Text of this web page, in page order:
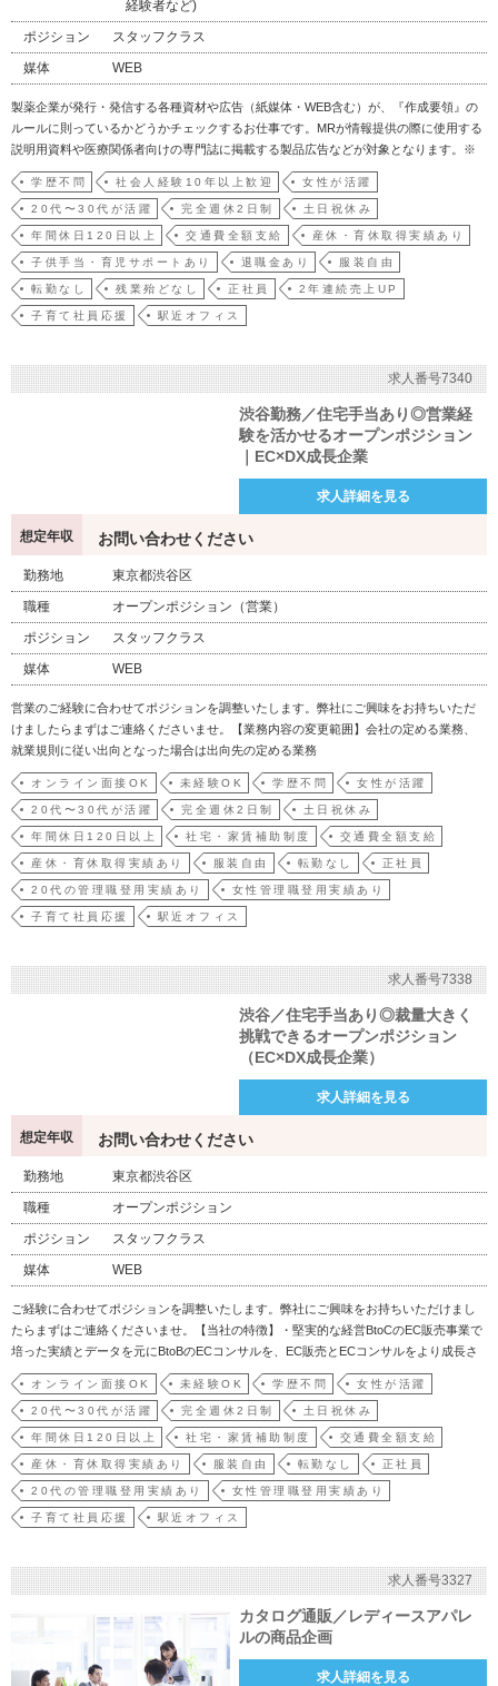
経験者など)
ポジション
スタッフクラス
媒体
WEB
製薬企業が発行・発信する各種資材や広告（紙媒体・WEB含む）が、『作成要領』の
ルールに則っているかどうかチェックするお仕事です。MRが情報提供の際に使用する
説明用資料や医療関係者向けの専門誌に掲載する製品広告などが対象となります。※
製品情報概要／専門誌掲載広告／製品説明用資料／HP掲載資料／ 患者向け資材／学会
記録集／文献別刷 など■作成要領とは？■日本製薬協が定める「医療用医薬品製品情
報概要等に…
学歴不問 社会人経験10年以上歓迎 女性が活躍
20代〜30代が活躍 完全週休2日制 土日祝休み
年間休日120日以上 交通費全額支給 産休・育休取得実績あり
子供手当・育児サポートあり 退職金あり 服装自由
転勤なし 残業殆どなし 正社員 2年連続売上UP
子育て社員応援 駅近オフィス
求人番号7340
渋谷勤務／住宅手当あり◎営業経
験を活かせるオープンポジション
｜EC×DX成長企業
求人詳細を見る
想定年収 お問い合わせください
勤務地
東京都渋谷区
職種
オープンポジション（営業）
ポジション
スタッフクラス
媒体
WEB
営業のご経験に合わせてポジションを調整いたします。弊社にご興味をお持ちいただ
けましたらまずはご連絡くださいませ。【業務内容の変更範囲】会社の定める業務、
就業規則に従い出向となった場合は出向先の定める業務
オンライン面接OK 未経験OK 学歴不問 女性が活躍
20代〜30代が活躍 完全週休2日制 土日祝休み
年間休日120日以上 社宅・家賃補助制度 交通費全額支給
産休・育休取得実績あり 服装自由 転勤なし 正社員
20代の管理職登用実績あり 女性管理職登用実績あり
子育て社員応援 駅近オフィス
求人番号7338
渋谷／住宅手当あり◎裁量大きく
挑戦できるオープンポジション
（EC×DX成長企業）
求人詳細を見る
想定年収 お問い合わせください
勤務地
東京都渋谷区
職種
オープンポジション
ポジション
スタッフクラス
媒体
WEB
ご経験に合わせてポジションを調整いたします。弊社にご興味をお持ちいただけまし
たらまずはご連絡くださいませ。【当社の特徴】・堅実的な経営BtoCのEC販売事業で
培った実績とデータを元にBtoBのECコンサルを、EC販売とECコンサルをより成長さ
せるためのAI事業を、EC業界の人手不足を解決するための人材事業といったように、
すべての事業が一貫性を持って成り立っております。強みを活かした事業展開を続け
る…
オンライン面接OK 未経験OK 学歴不問 女性が活躍
20代〜30代が活躍 完全週休2日制 土日祝休み
年間休日120日以上 社宅・家賃補助制度 交通費全額支給
産休・育休取得実績あり 服装自由 転勤なし 正社員
20代の管理職登用実績あり 女性管理職登用実績あり
子育て社員応援 駅近オフィス
求人番号3327
カタログ通販／レディースアパレ
ルの商品企画
求人詳細を見る